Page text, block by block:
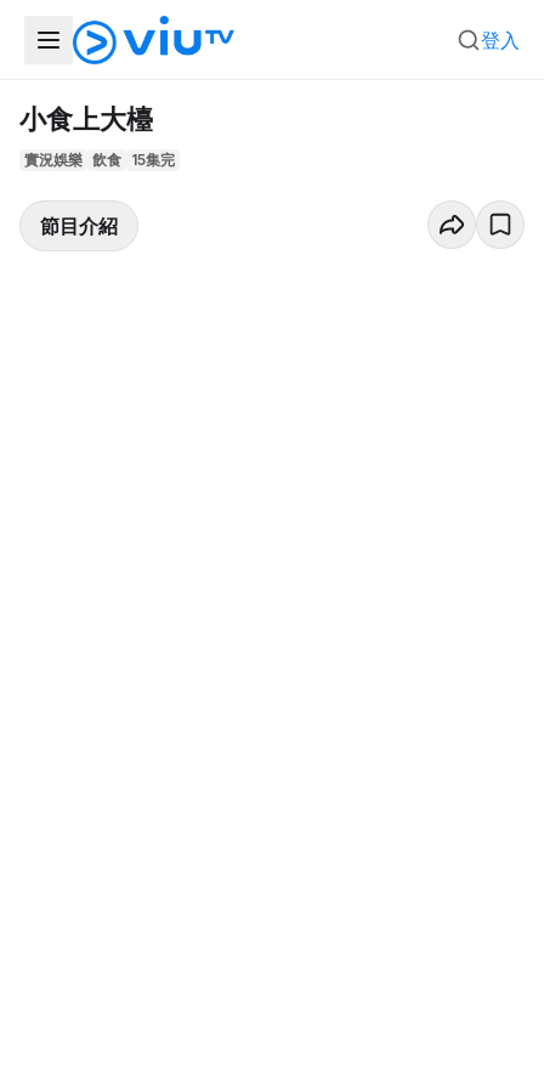
登入
小食上大檯
實況娛樂 飲食 15集完
節目介紹